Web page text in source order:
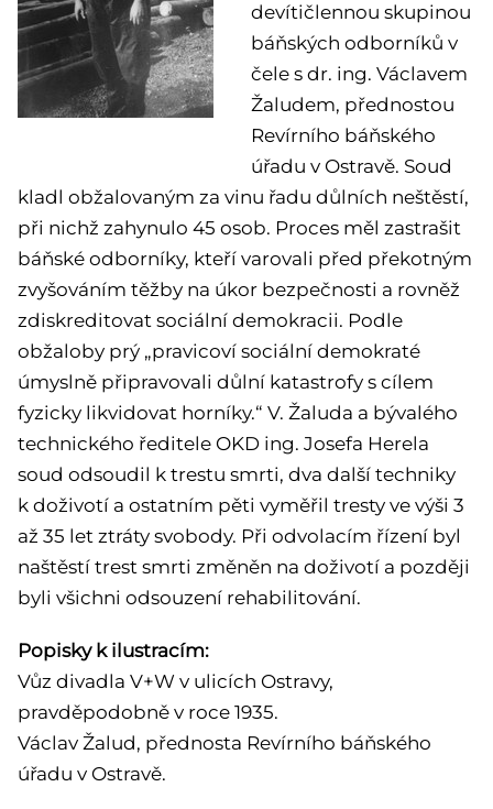
devítičlennou skupinou
báňských odborníků v
čele s dr. ing. Václavem
Žaludem, přednostou
Revírního báňského
úřadu v Ostravě. Soud
kladl obžalovaným za vinu řadu důlních neštěstí,
při nichž zahynulo 45 osob. Proces měl zastrašit
báňské odborníky, kteří varovali před překotným
zvyšováním těžby na úkor bezpečnosti a rovněž
zdiskreditovat sociální demokracii. Podle
obžaloby prý „pravicoví sociální demokraté
úmyslně připravovali důlní katastrofy s cílem
fyzicky likvidovat horníky.“ V. Žaluda a bývalého
technického ředitele OKD ing. Josefa Herela
soud odsoudil k trestu smrti, dva další techniky
k doživotí a ostatním pěti vyměřil tresty ve výši 3
až 35 let ztráty svobody. Při odvolacím řízení byl
naštěstí trest smrti změněn na doživotí a později
byli všichni odsouzení rehabilitování.
Popisky k ilustracím:
Vůz divadla V+W v ulicích Ostravy,
pravděpodobně v roce 1935.
Václav Žalud, přednosta Revírního báňského
úřadu v Ostravě.